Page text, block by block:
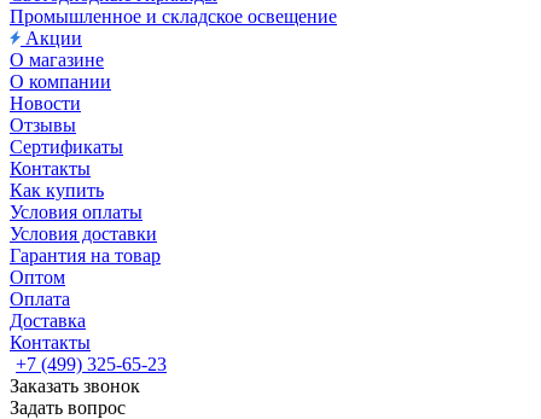
Промышленное и складское освещение
Акции
О магазине
О компании
Новости
Отзывы
Сертификаты
Контакты
Как купить
Условия оплаты
Условия доставки
Гарантия на товар
Оптом
Оплата
Доставка
Контакты
+7 (499) 325-65-23
Заказать звонок
Задать вопрос